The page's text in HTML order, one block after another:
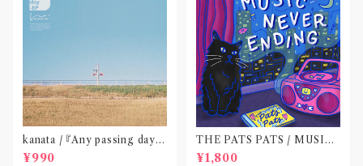
kanata / 『Any passing day -
EP』(CD作品)〝東京〟
¥990
THE PATS PATS / MUSIC
NEVER ENDING(CD作品)
¥1,800